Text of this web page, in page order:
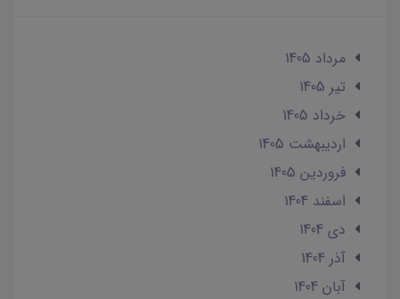
مرداد 1405
تير 1405
خرداد 1405
ارديبهشت 1405
فروردین 1405
اسفند 1404
دی 1404
آذر 1404
آبان 1404